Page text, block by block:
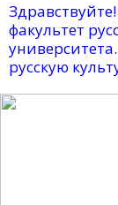
факультет
русскую